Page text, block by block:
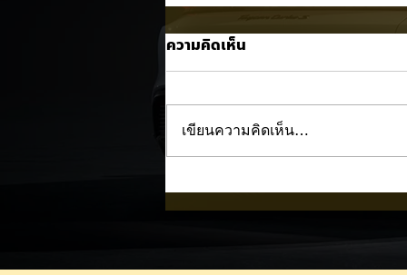
Nissan NX7 EV เผยภาพทีเ
ความคิดเห็น
เขียนความคิดเห็น…